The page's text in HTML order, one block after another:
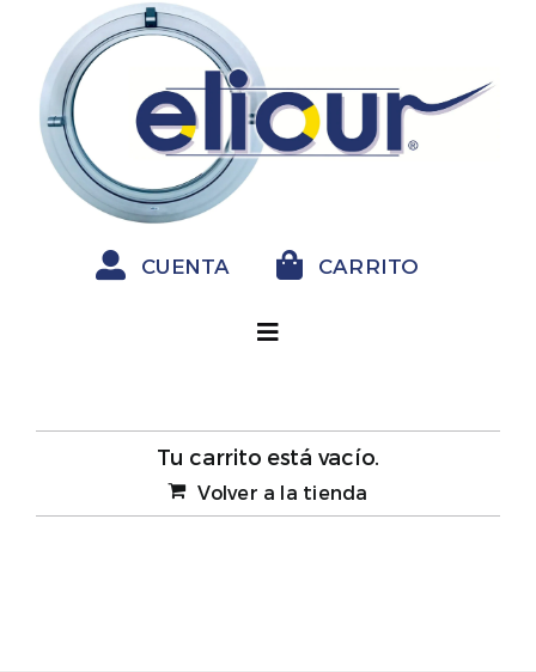
contenido
CUENTA CARRITO
Toggle
Tu carrito está vacío.
Volver a la tienda